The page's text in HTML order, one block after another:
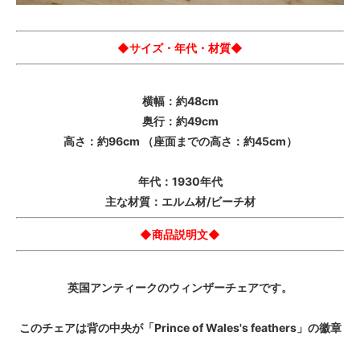
◆サイズ・年代・材質◆
横幅：約48cm
奥行：約49cm
高さ：約96cm （座面までの高さ：約45cm）
年代：1930年代
主な材質：エルム材/ビーチ材
◆商品説明文◆
英国アンティークのウィンザーチェアです。
このチェアは背の中央が「Prince of Wales's feathers」の徽章